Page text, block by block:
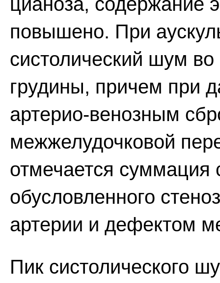
повышено. При
систолический шум
грудины, причем при
артерио-венозным
межжелудочковой
отмечается суммация
обусловленного
артерии и дефектом
Пик систолического